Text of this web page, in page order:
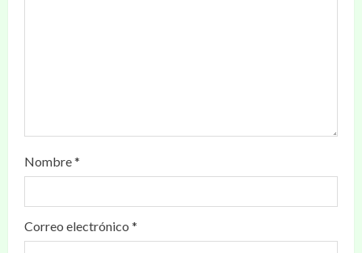
Nombre*
Correo electrónico *